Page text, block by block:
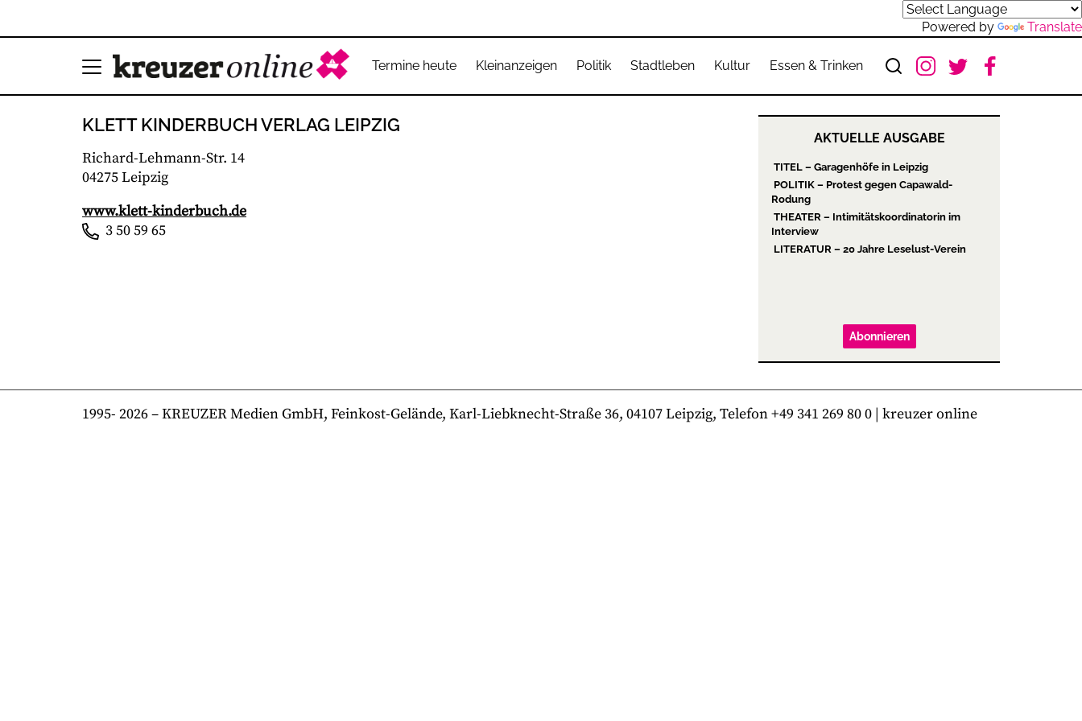
Powered by Translate
Termine heute Kleinanzeigen Politik Stadtleben Kultur Essen & Trinken
KLETT KINDERBUCH VERLAG LEIPZIG
Richard-Lehmann-Str. 14
04275 Leipzig
www.klett-kinderbuch.de
3 50 59 65
AKTUELLE AUSGABE
TITEL – Garagenhöfe in Leipzig
POLITIK – Protest gegen Capawald-
Rodung
THEATER – Intimitätskoordinatorin im
Interview
LITERATUR – 20 Jahre Leselust-Verein
Abonnieren
1995- 2026– KREUZER Medien GmbH, Feinkost-Gelände, Karl-Liebknecht-Straße 36, 04107 Leipzig, Telefon +49 341 269 80 0 | kreuzer online